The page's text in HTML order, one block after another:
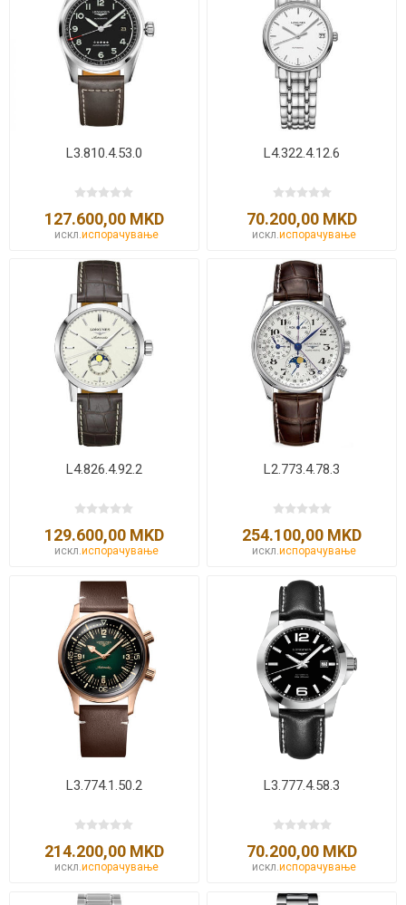
L3.810.4.53.0
127.600,00 MKD
искл. испорачување
L4.322.4.12.6
70.200,00 MKD
искл.испорачување
L4.826.4.92.2
129.600,00 MKD
искл.испорачување
L2.773.4.78.3
254.100,00 MKD
искл.испорачување
L3.774.1.50.2
214.200,00 MKD
искл.испорачување
L3.777.4.58.3
70.200,00 MKD
искл.испорачување